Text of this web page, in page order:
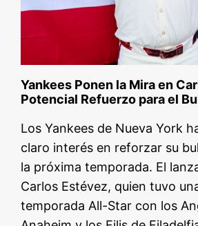
Yankees Ponen la Mira en
Potencial Refuerzo para el
Los Yankees de Nueva York
claro interés en reforzar su
la próxima temporada. El
Carlos Estévez, quien tuvo
temporada All-Star con los